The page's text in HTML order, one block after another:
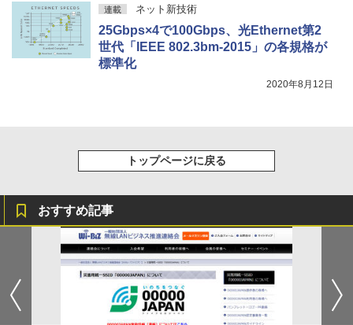
連載 ネット新技術
25Gbps×4で100Gbps、光Ethernet第2
世代「IEEE 802.3bm-2015」の各規格が
標準化
2020年8月12日
トップページに戻る
おすすめ記事